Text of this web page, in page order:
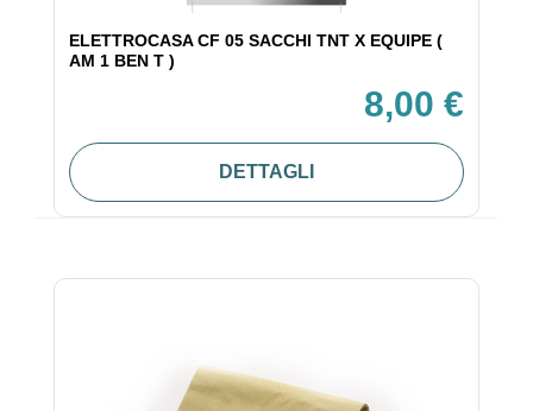
ELETTROCASA CF 05 SACCHI TNT X EQUIPE (
AM 1 BEN T )
8,00 €
DETTAGLI